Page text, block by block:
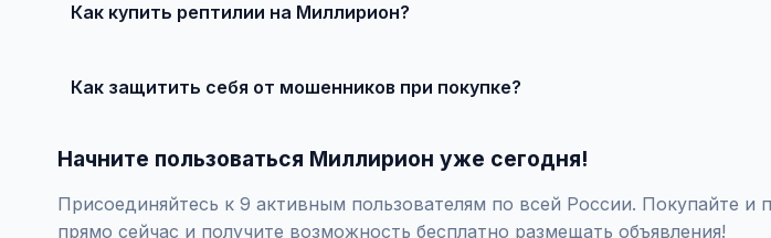
Как купить рептилии на Миллирион?
Как защитить себя от мошенников при покупке?
Начните пользоваться Миллирион уже сегодня!
Присоединяйтесь к 9 активным пользователям по всей России. Покупайте и
прямо сейчас и получите возможность бесплатно размещать объявления!